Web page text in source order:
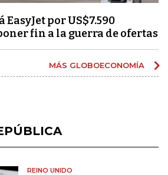
por US$7.590
fin a la guerra de ofertas
MÁS GLOBOECONOMÍA
REINO UNIDO